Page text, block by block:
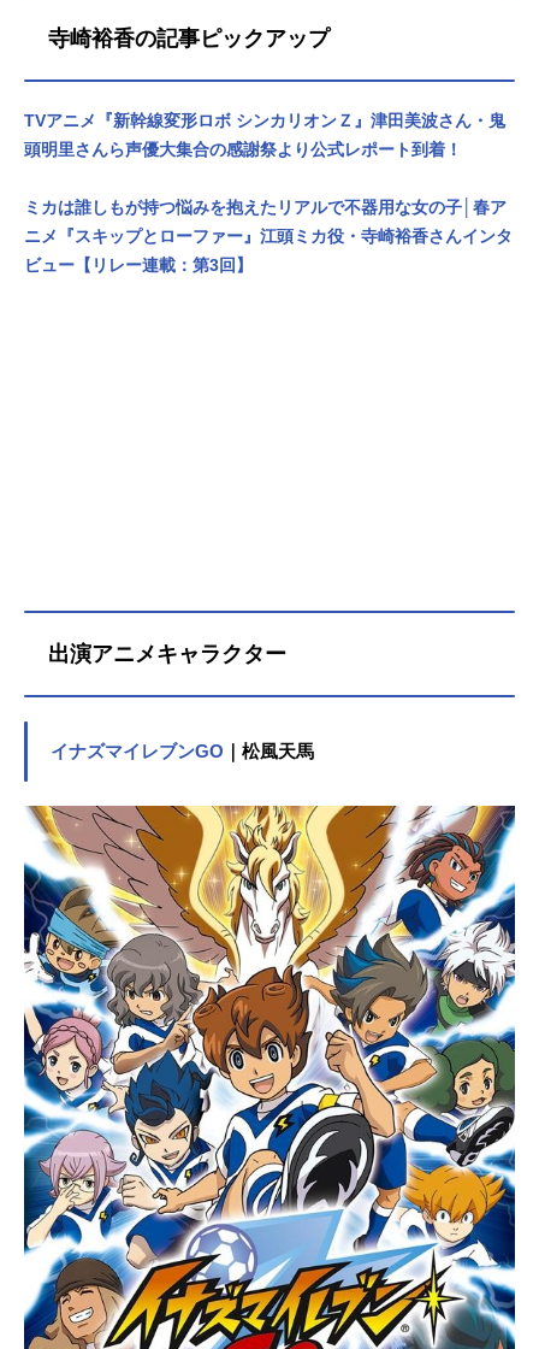
寺崎裕香の記事ピックアップ
TVアニメ『新幹線変形ロボ シンカリオンＺ』津田美波さん・鬼
頭明里さんら声優大集合の感謝祭より公式レポート到着！
ミカは誰しもが持つ悩みを抱えたリアルで不器用な女の子│春ア
ニメ『スキップとローファー』江頭ミカ役・寺崎裕香さんインタ
ビュー【リレー連載：第3回】
出演アニメキャラクター
イナズマイレブンGO ｜松風天馬